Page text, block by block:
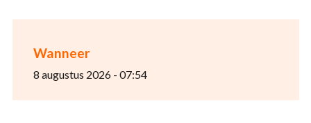
Wanneer
8 augustus 2026 - 07:54